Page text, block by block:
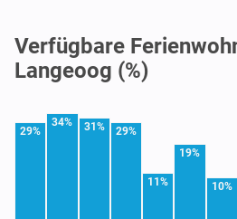
Verfügbare
Langeoog (%)
29%
34% 31% 29%
11%
19%
10%